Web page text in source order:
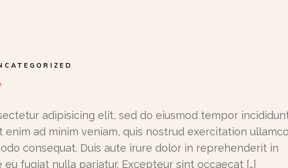
adipisicing elit, sed do eiusmod tempor
enim ad minim veniam, quis nostrud exercitation
consequat. Duis aute irure dolor in reprehenderit in
fugiat nulla pariatur. Excepteur sint occaecat […]